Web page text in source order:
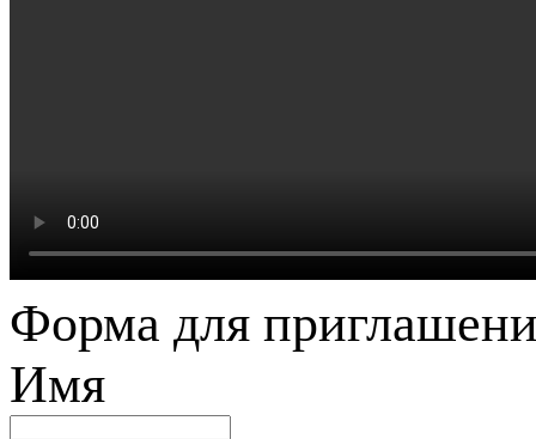
Форма для
Имя